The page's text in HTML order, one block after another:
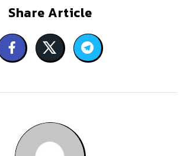
Share Article